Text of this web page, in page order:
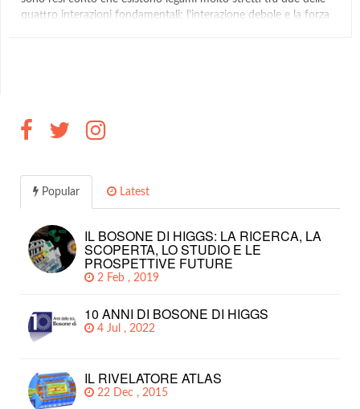
quattro interazioni fondamentali: l’interazione debole e la forza
Popular Latest
IL BOSONE DI HIGGS: LA RICERCA, LA
SCOPERTA, LO STUDIO E LE
PROSPETTIVE FUTURE
2 Feb , 2019
10 ANNI DI BOSONE DI HIGGS
4 Jul , 2022
IL RIVELATORE ATLAS
22 Dec , 2015